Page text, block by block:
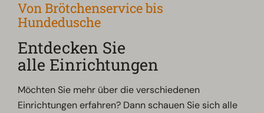
Von Brötchenservice bis
Hundedusche
Entdecken Sie
alle Einrichtungen
Möchten Sie mehr über die verschiedenen
Einrichtungen erfahren? Dann schauen Sie sich alle